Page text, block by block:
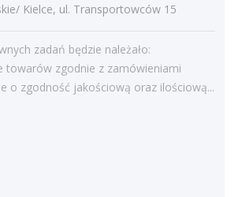
Kielce, ul. Transportowców 15
zadań będzie należało:
towarów zgodnie z zamówieniami
o zgodność jakościową oraz ilościową...